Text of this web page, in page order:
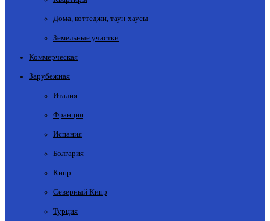
Дома, коттеджи, таун-хаусы
Земельные участки
Коммерческая
Зарубежная
Италия
Франция
Испания
Болгария
Кипр
Северный Кипр
Турция